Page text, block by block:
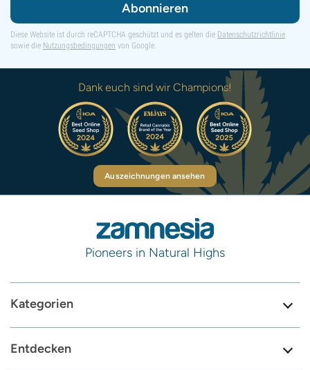
Abonnieren
Diese Website ist durch reCAPTCHA geschützt und es gelten die Datenschutzrichtlinie
sowie die Nutzungsbedingungen von Google.
Dank euch sind wir Champions!
Auszeichnungen ansehen
Pioneers in Natural Highs
Kategorien
Entdecken